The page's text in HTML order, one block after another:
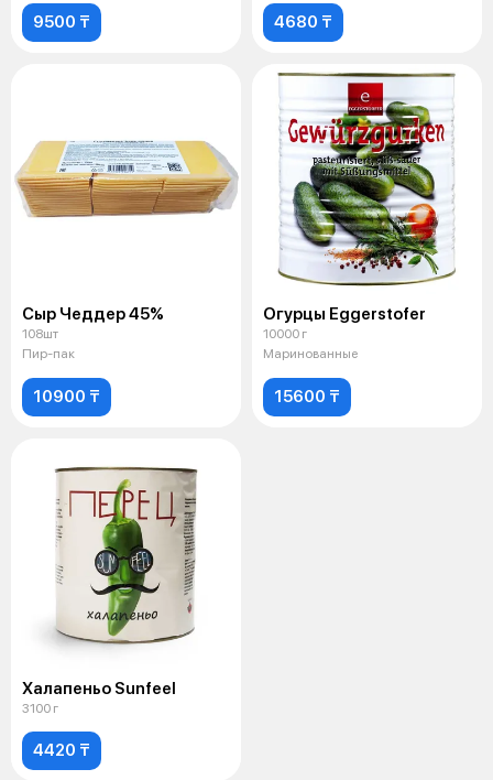
9500 ₸ 4680 ₸
Сыр Чеддер 45%
108шт
Пир-пак
10900 ₸
Огурцы Eggerstofer
10000 г
Маринованные
15600 ₸
Халапеньо Sunfeel
3100 г
4420 ₸